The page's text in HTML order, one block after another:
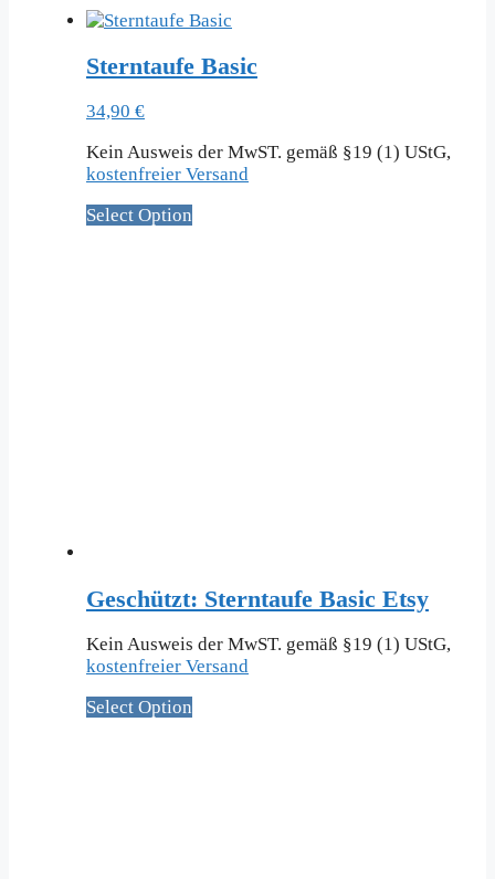
Sterntaufe Basic
34,90 €
Kein Ausweis der MwST. gemäß §19 (1) UStG,
kostenfreier Versand
Select Option
Geschützt: Sterntaufe Basic Etsy
Kein Ausweis der MwST. gemäß §19 (1) UStG,
kostenfreier Versand
Select Option